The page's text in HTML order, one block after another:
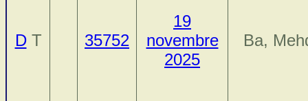
DT 35752
19
novembre
2025
Ba,